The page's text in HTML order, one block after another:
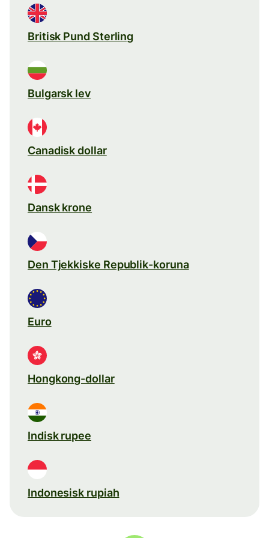
Britisk Pund Sterling
Bulgarsk lev
Canadisk dollar
Dansk krone
Den Tjekkiske Republik-koruna
Euro
Hongkong-dollar
Indisk rupee
Indonesisk rupiah